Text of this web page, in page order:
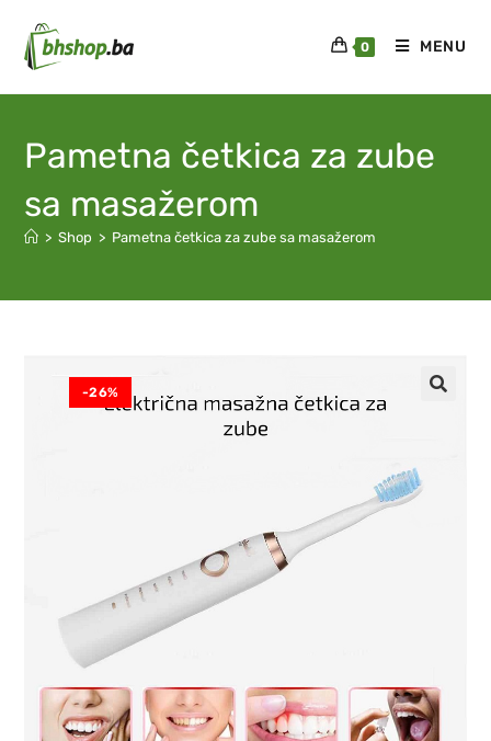
0 MENU
Pametna četkica za zube
sa masažerom
> Shop > Pametna četkica za zube sa masažerom
-26%